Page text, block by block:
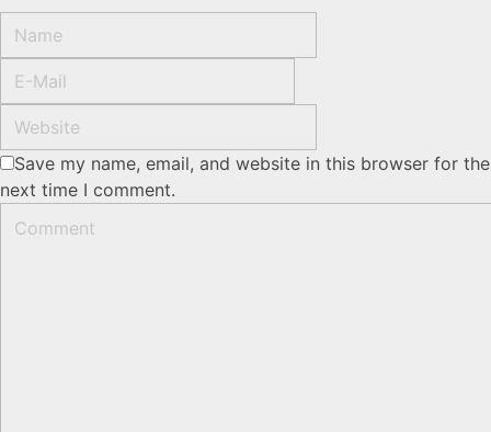
Save my name, email, and website in this browser for the
next time I comment.